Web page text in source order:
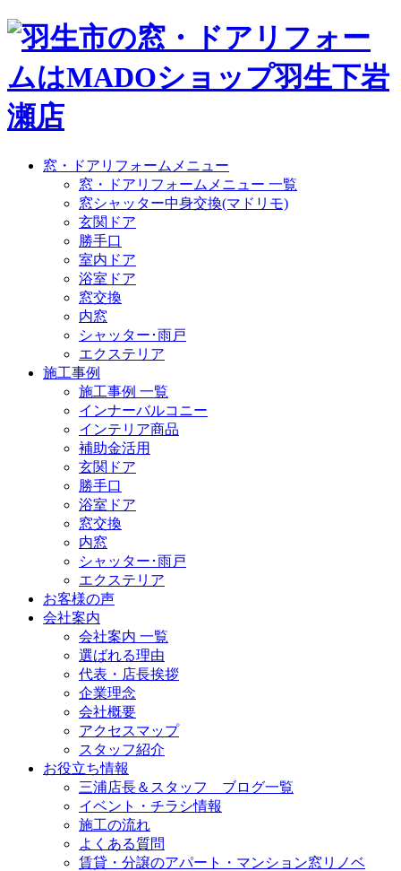
窓・ドアリフォームメニュー
窓・ドアリフォームメニュー 一覧
窓シャッター中身交換(マドリモ)
玄関ドア
勝手口
室内ドア
浴室ドア
窓交換
内窓
シャッター･雨戸
エクステリア
施工事例
施工事例 一覧
インナーバルコニー
インテリア商品
補助金活用
玄関ドア
勝手口
浴室ドア
窓交換
内窓
シャッター･雨戸
エクステリア
お客様の声
会社案内
会社案内 一覧
選ばれる理由
代表・店長挨拶
企業理念
会社概要
アクセスマップ
スタッフ紹介
お役立ち情報
三浦店長＆スタッフ ブログ一覧
イベント・チラシ情報
施工の流れ
よくある質問
賃貸・分譲のアパート・マンション窓リノベ